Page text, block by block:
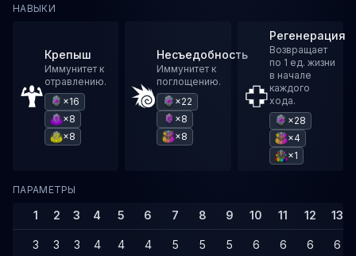
НАВЫКИ
Крепыш
Иммунитет к
отравлению.
×16
×8
×8
Несъедобность
Иммунитет к
поглощению.
×22
×8
×8
Регенерация
Возвращает
по 1 ед. жизни
в начале
каждого
хода.
×28
×4
×1
ПАРАМЕТРЫ
1 2 3 4 5 6 7 8 9 10 11 12 13
3 3 3 4 4 4 5 5 5 6 6 6 6